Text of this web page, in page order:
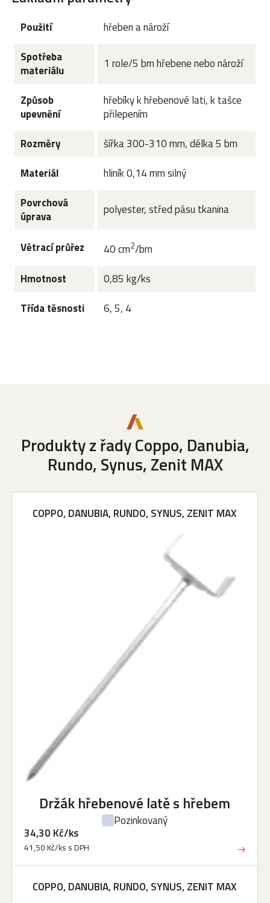
Použití
hřeben a nároží
Spotřeba
materiálu
1 role/5 bm hřebene nebo nároží
Způsob
upevnění
hřebíky k hřebenové lati, k tašce
přilepením
Rozměry
šířka 300-310 mm, délka 5 bm
Materiál
hliník 0,14 mm silný
Povrchová
úprava
polyester, střed pásu tkanina
Větrací průřez 40 cm2/bm
Hmotnost
0,85 kg/ks
Třída těsnosti
6, 5, 4
Produkty z řady Coppo, Danubia,
Rundo, Synus, Zenit MAX
COPPO, DANUBIA, RUNDO, SYNUS, ZENIT MAX
Držák hřebenové latě s hřebem
Pozinkovaný
34,30 Kč/ks
41,50 Kč/ks s DPH
COPPO, DANUBIA, RUNDO, SYNUS, ZENIT MAX